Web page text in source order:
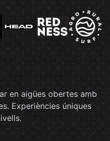
en aigües obertes amb
Experiències úniques